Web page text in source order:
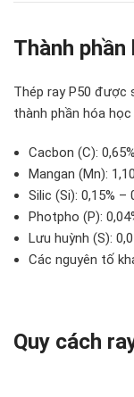
Thành
Thép ray P50 được
thành phần hóa
Cacbon (C):
Mangan (Mn):
Silic (Si): 0,15% –
Photpho (P):
Lưu huỳnh (S):
Các nguyên tố
Quy cách